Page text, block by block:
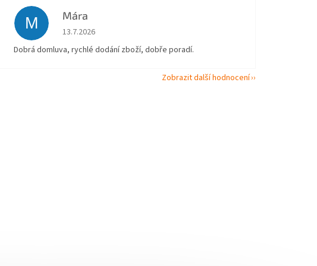
M Mára
Hodnocení obchodu je 5 z 5 hvězdiček.
13.7.2026
Dobrá domluva, rychlé dodání zboží, dobře poradí.
Zobrazit další hodnocení